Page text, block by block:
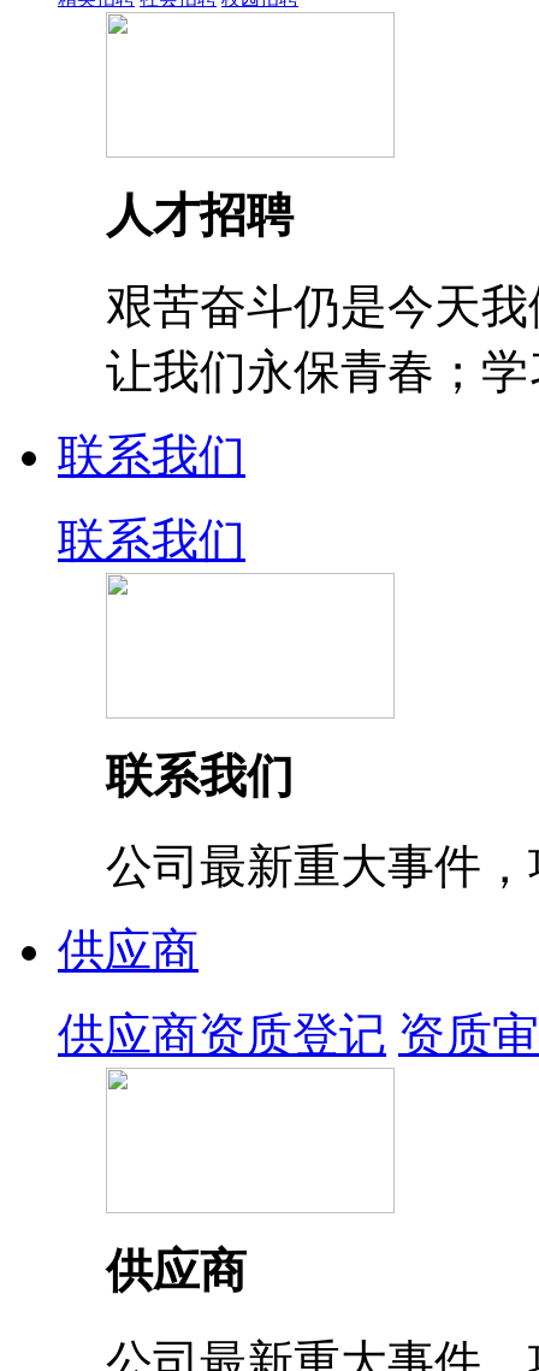
人才招聘
艰苦奋斗仍是今天
让我们永保青春；
联系我们
联系我们
联系我们
公司最新重大事件
供应商
供应商资质登记 资质
供应商